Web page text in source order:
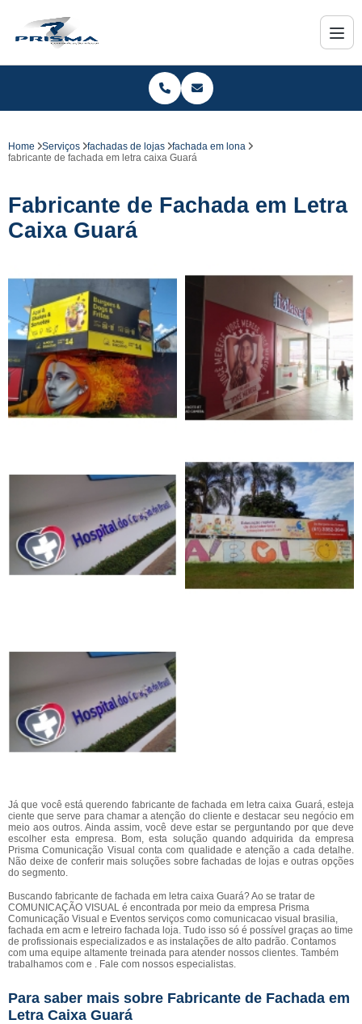
Home Serviços fachadas de lojas
fachada em lona
fabricante de fachada em letra caixa Guará
Fabricante de Fachada em Letra
Caixa Guará
Já que você está querendo fabricante de fachada em letra caixa Guará, esteja
ciente que serve para chamar a atenção do cliente e destacar seu negócio em
meio aos outros. Ainda assim, você deve estar se perguntando por que deve
escolher esta empresa. Bom, esta solução quando adquirida da empresa
Prisma Comunicação Visual conta com qualidade e atenção a cada detalhe.
Não deixe de conferir mais soluções sobre fachadas de lojas e outras opções
do segmento.
Buscando fabricante de fachada em letra caixa Guará? Ao se tratar de
COMUNICAÇÃO VISUAL é encontrada por meio da empresa Prisma
Comunicação Visual e Eventos serviços como comunicacao visual brasilia,
fachada em acm e letreiro fachada loja. Tudo isso só é possível graças ao time
de profissionais especializados e as instalações de alto padrão. Contamos
com uma equipe altamente treinada para atender nossos clientes. Também
trabalhamos com e . Fale com nossos especialistas.
Para saber mais sobre Fabricante de Fachada em
Letra Caixa Guará